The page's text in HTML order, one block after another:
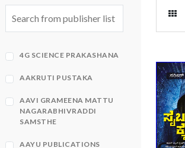
4G SCIENCE PRAKASHANA
AAKRUTI PUSTAKA
AAVI GRAMEENA MATTU
NAGARABHIVRADDI
SAMSTHE
AAYU PUBLICATIONS